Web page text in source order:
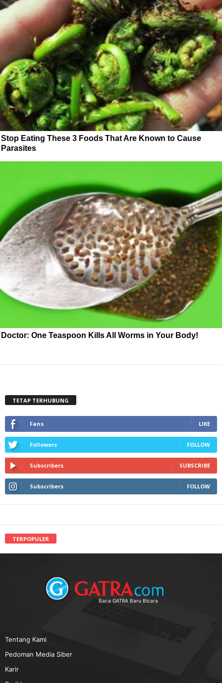
Stop Eating These 3 Foods That Are Known to Cause
Parasites
Doctor: One Teaspoon Kills All Worms in Your Body!
TETAP TERHUBUNG
Fans LIKE
Followers FOLLOW
Subscribers SUBSCRIBE
Subscribers FOLLOW